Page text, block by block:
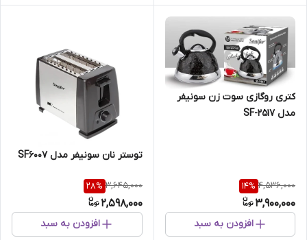
کتری روگازی سوت زن سونیفر
مدل SF-2517
4,536,000
14%
3,900,000
افزودن به سبد
توستر نان سونیفر مدل SF6007
3,645,000
28%
2,598,000
افزودن به سبد